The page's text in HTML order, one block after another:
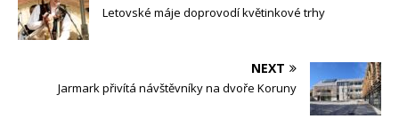
Letovské máje doprovodí květinkové trhy
NEXT
Jarmark přivítá návštěvníky na dvoře Koruny